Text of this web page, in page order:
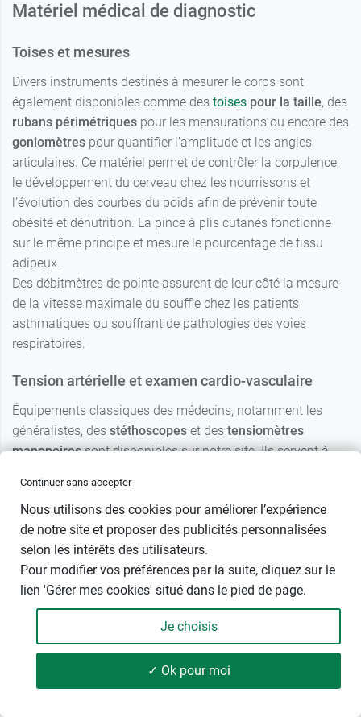
54 produits FILTRER
Matériel médical de diagnostic
Toises et mesures
Divers instruments destinés à mesurer le corps sont
également disponibles comme des toises pour la taille, des
rubans périmétriques pour les mensurations ou encore des
goniomètres pour quantifier l’amplitude et les angles
articulaires. Ce matériel permet de contrôler la corpulence,
le développement du cerveau chez les nourrissons et
l’évolution des courbes du poids afin de prévenir toute
obésité et dénutrition. La pince à plis cutanés fonctionne
sur le même principe et mesure le pourcentage de tissu
adipeux.
Des débitmètres de pointe assurent de leur côté la mesure
de la vitesse maximale du souffle chez les patients
asthmatiques ou souffrant de pathologies des voies
respiratoires.
Tension artérielle et examen cardio-vasculaire
Équipements classiques des médecins, notamment les
généralistes, des stéthoscopes et des tensiomètres
manopoiressont disponibles sur notre site. Ils servent à
arythmies cardiaques.
Urgences et contrôle des signes vitaux
Desoxymètresde pouls et des ouvre-bouches
accompagneront les médecins urgentistes dans leur travail
au quotidien. Ils ont été sélectionnés autant pour leur
qualité, leur robustesse que pour leur praticité.
Accessoires de Perfusion
Les garrots sont fréquemment utilisés dans le cadre de
Continuer sans accepter
Nous utilisons des cookies pour améliorer l’expérience
de notre site et proposer des publicités personnalisées
selon les intérêts des utilisateurs.
Pour modifier vos préférences par la suite, cliquez sur le
lien 'Gérer mes cookies' situé dans le pied de page.
Je choisis
✓ Ok pour moi